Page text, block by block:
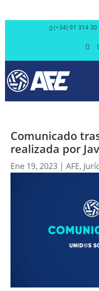
(+34) 91 314 30
Comunicado
realizada por
Ene 19, 2023| AFE,